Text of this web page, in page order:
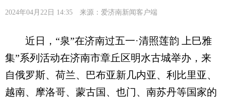
2024年04月22日 14:35 来源：爱济南新闻客户端
近日，“泉”在济南过五一·清照莲韵 上巳雅
集”系列活动在济南市章丘区明水古城举办，来
自俄罗斯、荷兰、巴布亚新几内亚、利比里亚、
越南、摩洛哥、蒙古国、也门、南苏丹等国家的